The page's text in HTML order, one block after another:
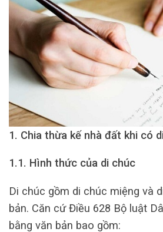
1. Chia thừa kế nhà đất khi có
1.1. Hình thức của di chúc
Di chúc gồm di chúc miệng và
bản. Căn cứ Điều 628 Bộ luật
bằng văn bản bao gồm: